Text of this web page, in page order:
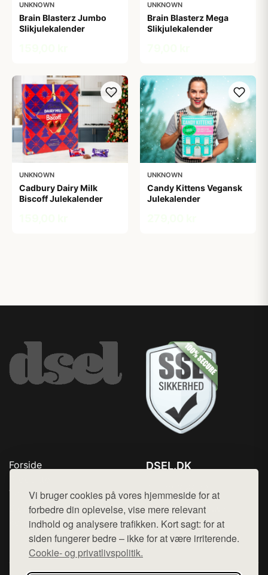
Vi bruger cookies på vores hjemmeside for at
forbedre din oplevelse, vise mere relevant
indhold og analysere trafikken. Kort sagt: for at
siden fungerer bedre – ikke for at være irriterende.
Cookie- og privatlivspolitik.
UNKNOWN
Brain Blasterz Jumbo
Slikjulekalender
UNKNOWN
Brain Blasterz Mega
Slikjulekalender
UNKNOWN
Cadbury Dairy Milk
Biscoff Julekalender
UNKNOWN
Candy Kittens Vegansk
Julekalender
Forside
Top Rabatter
Blog
Kontakt
DSEL.DK
Mail: hej@want.dk
Cookie- og privatlivspolitik